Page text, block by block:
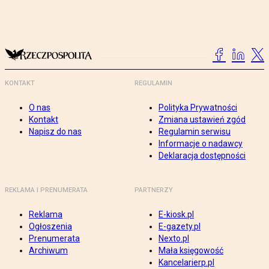
KONTAKT
O nas
Kontakt
Napisz do nas
REGULAMIN
Polityka Prywatności
Zmiana ustawień zgód
Regulamin serwisu
Informacje o nadawcy
Deklaracja dostępności
REKLAMA I PRENUMERATA
Reklama
Ogłoszenia
Prenumerata
Archiwum
PARTNERZY
E-kiosk.pl
E-gazety.pl
Nexto.pl
Mała księgowość
Kancelarierp.pl